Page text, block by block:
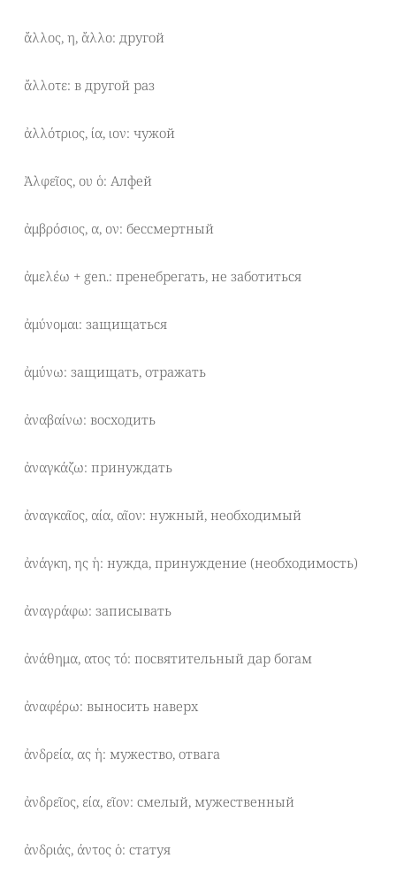
ἄλλος, η, ἄλλο: другой
ἄλλοτε: в другой раз
ἀλλότριος, ία, ιον: чужой
Ἀλφεῖος, ου ὁ: Алфей
ἀμβρόσιος, α, ον: бессмертный
ἀμελέω + gen.: пренебрегать, не заботиться
ἀμύνομαι: защищаться
ἀμύνω: защищать, отражать
ἀναβαίνω: восходить
ἀναγκάζω: принуждать
ἀναγκαῖος, αία, αῖον: нужный, необходимый
ἀνάγκη, ης ἡ: нужда, принуждение (необходимость)
ἀναγράφω: записывать
ἀνάθημα, ατος τό: посвятительный дар богам
ἀναφέρω: выносить наверх
ἀνδρεία, ας ἡ: мужество, отвага
ἀνδρεῖος, εία, εῖον: смелый, мужественный
ἀνδριάς, άντος ὁ: статуя